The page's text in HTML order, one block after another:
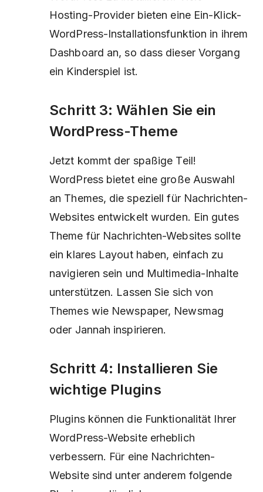
Hosting-Provider bieten eine Ein-Klick-
WordPress-Installationsfunktion in ihrem
Dashboard an, so dass dieser Vorgang
ein Kinderspiel ist.
Schritt 3: Wählen Sie ein
WordPress-Theme
Jetzt kommt der spaßige Teil!
WordPress bietet eine große Auswahl
an Themes, die speziell für Nachrichten-
Websites entwickelt wurden. Ein gutes
Theme für Nachrichten-Websites sollte
ein klares Layout haben, einfach zu
navigieren sein und Multimedia-Inhalte
unterstützen. Lassen Sie sich von
Themes wie Newspaper, Newsmag
oder Jannah inspirieren.
Schritt 4: Installieren Sie
wichtige Plugins
Plugins können die Funktionalität Ihrer
WordPress-Website erheblich
verbessern. Für eine Nachrichten-
Website sind unter anderem folgende